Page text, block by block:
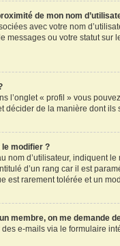
de mon nom
avec votre nom
messages ou votre statut
l’onglet « profil » vous
décider de la manière dont
le modifier ?
nom d’utilisateur, indiquent
d’un rang car il est
est rarement tolérée et un
membre, on me demande
e-mails via le formulaire